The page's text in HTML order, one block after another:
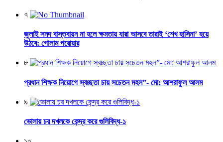
৭
জুলাই সনদ বাস্তবায়ন না হলে ক্ষমতায় যারা আসবে তারাই ‘শেখ হাসিনা’ হয়ে
উঠবে: গোলাম পরোয়ার
৮
প্রধান শিক্ষক নিয়োগে স্বচ্ছতা চায় সচেতন মহল”- মো: আশরাফুল আলম
৯
ভোলায় চর দখলকে কেন্দ্র করে গুলিবিদ্ধ-১